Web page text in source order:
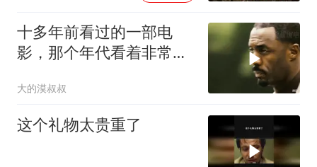
十多年前看过的一部电
影，那个年代看着非常劲
大的漠叔叔
这个礼物太贵重了